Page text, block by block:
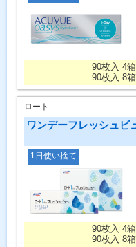
90枚入 4
90枚入 8
ロート
ワンデーフレッシュビ
1日使い捨て
90枚入 4
90枚入 8